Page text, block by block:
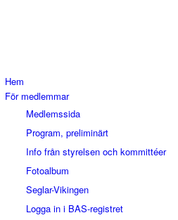
Hem
För medlemmar
Medlemssida
Program, preliminärt
Info från styrelsen och kommittéer
Fotoalbum
Seglar-Vikingen
Logga in i BAS-registret